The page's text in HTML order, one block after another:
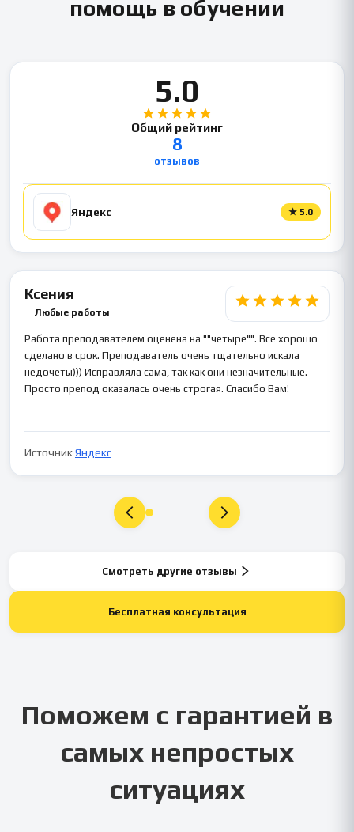
помощь в обучении
5.0
Общий рейтинг
8
отзывов
Яндекс ★ 5.0
Ксения
Любые работы
Работа преподавателем оценена на ""четыре"". Все хорошо
сделано в срок. Преподаватель очень тщательно искала
недочеты))) Исправляла сама, так как они незначительные.
Просто препод оказалась очень строгая. Спасибо Вам!
ИсточникЯндекс
Смотреть другие отзывы
Бесплатная консультация
Поможем с гарантией в
самых непростых
ситуациях